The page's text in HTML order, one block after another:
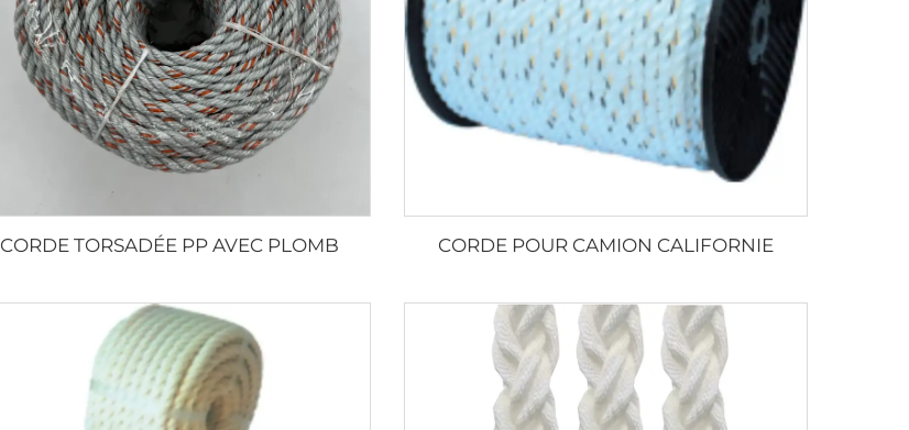
CORDE TORSADÉE PP AVEC PLOMB CORDE POUR CAMION CALIFORNIE